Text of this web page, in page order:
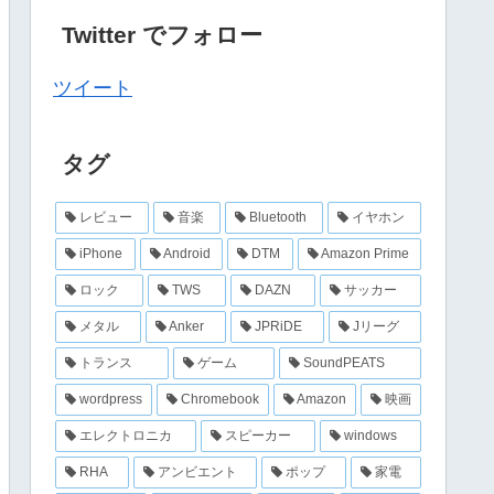
Twitter でフォロー
ツイート
タグ
レビュー 音楽 Bluetooth イヤホン
iPhone Android DTM Amazon Prime
ロック TWS DAZN サッカー
メタル Anker JPRiDE Jリーグ
トランス ゲーム SoundPEATS
wordpress Chromebook Amazon 映画
エレクトロニカ スピーカー windows
RHA アンビエント ポップ 家電